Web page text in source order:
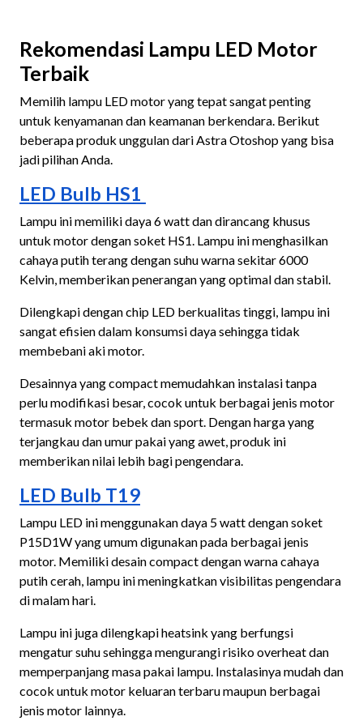
Rekomendasi Lampu LED Motor
Terbaik
Memilih lampu LED motor yang tepat sangat penting
untuk kenyamanan dan keamanan berkendara. Berikut
beberapa produk unggulan dari Astra Otoshop yang bisa
jadi pilihan Anda.
LED Bulb HS1
Lampu ini memiliki daya 6 watt dan dirancang khusus
untuk motor dengan soket HS1. Lampu ini menghasilkan
cahaya putih terang dengan suhu warna sekitar 6000
Kelvin, memberikan penerangan yang optimal dan stabil.
Dilengkapi dengan chip LED berkualitas tinggi, lampu ini
sangat efisien dalam konsumsi daya sehingga tidak
membebani aki motor.
Desainnya yang compact memudahkan instalasi tanpa
perlu modifikasi besar, cocok untuk berbagai jenis motor
termasuk motor bebek dan sport. Dengan harga yang
terjangkau dan umur pakai yang awet, produk ini
memberikan nilai lebih bagi pengendara.
LED Bulb T19
Lampu LED ini menggunakan daya 5 watt dengan soket
P15D1W yang umum digunakan pada berbagai jenis
motor. Memiliki desain compact dengan warna cahaya
putih cerah, lampu ini meningkatkan visibilitas pengendara
di malam hari.
Lampu ini juga dilengkapi heatsink yang berfungsi
mengatur suhu sehingga mengurangi risiko overheat dan
memperpanjang masa pakai lampu. Instalasinya mudah dan
cocok untuk motor keluaran terbaru maupun berbagai
jenis motor lainnya.